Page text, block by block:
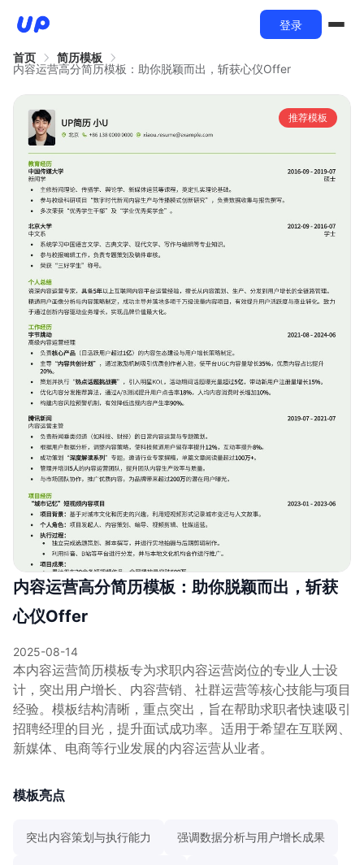
登录
首页
简历模板
内容运营高分简历模板：助你脱颖而出，斩获心仪Offer
推荐模板
内容运营高分简历模板：助你脱颖而出，斩获
心仪Offer
2025-08-14
本内容运营简历模板专为求职内容运营岗位的专业人士设
计，突出用户增长、内容营销、社群运营等核心技能与项目
经验。模板结构清晰，重点突出，旨在帮助求职者快速吸引
招聘经理的目光，提升面试成功率。适用于希望在互联网、
新媒体、电商等行业发展的内容运营从业者。
模板亮点
突出内容策划与执行能力 强调数据分析与用户增长成果